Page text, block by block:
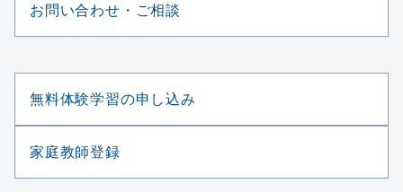
お問い合わせ・ご相談
無料体験学習の申し込み
家庭教師登録